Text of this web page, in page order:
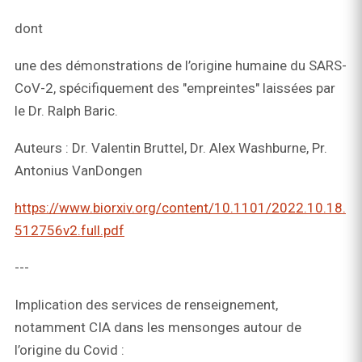
dont
une des démonstrations de l’origine humaine du SARS-
CoV-2, spécifiquement des "empreintes" laissées par
le Dr. Ralph Baric.
Auteurs : Dr. Valentin Bruttel, Dr. Alex Washburne, Pr.
Antonius VanDongen
https://www.biorxiv.org/content/10.1101/2022.10.18.
512756v2.full.pdf
---
Implication des services de renseignement,
notamment CIA dans les mensonges autour de
l’origine du Covid :